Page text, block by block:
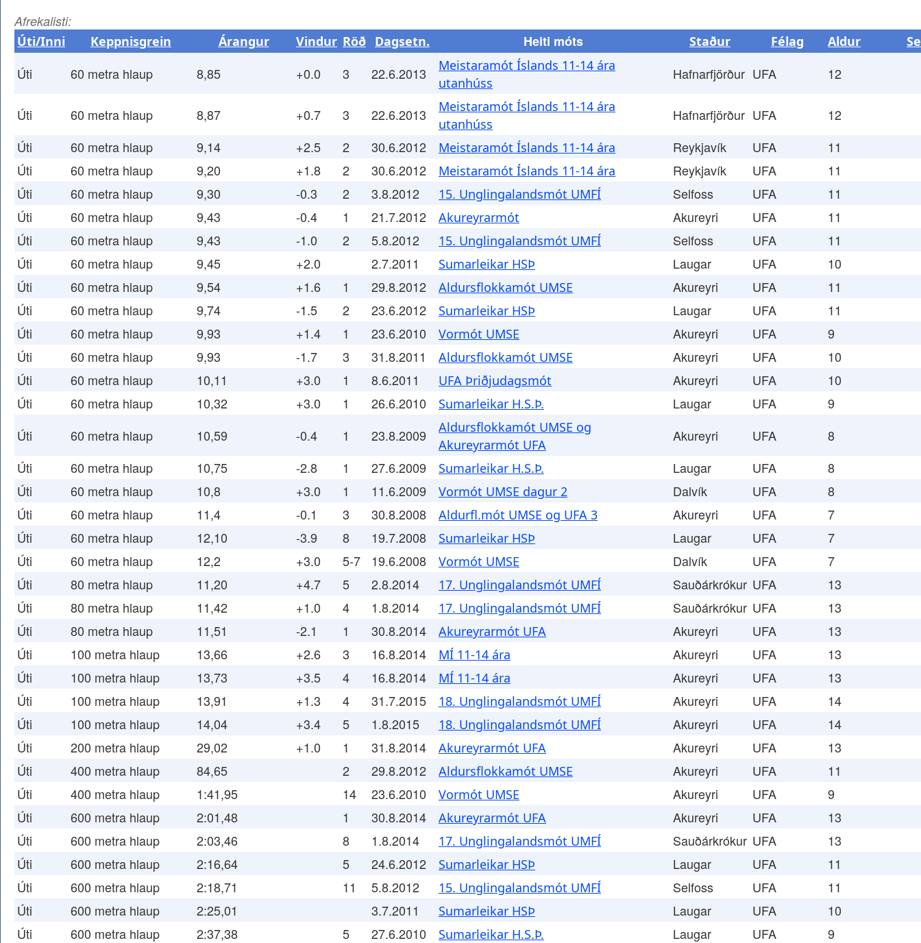
Afrekalisti:
Úti/Inni Keppnisgrein Árangur Vindur Röð Dagsetn. Heiti móts Staður Félag Aldur
Úti 60 metra hlaup 8,85 +0.0 3 22.6.2013
Meistaramót Íslands 11-14 ára
utanhúss
Hafnarfjörður UFA 12
Úti 60 metra hlaup 8,87 +0.7 3 22.6.2013
Meistaramót Íslands 11-14 ára
utanhúss
Hafnarfjörður UFA
12
Úti
60 metra hlaup 9,14 +2.5 2 30.6.2012 Meistaramót Íslands 11-14 ára Reykjavík UFA
11
Úti
60 metra hlaup 9,20 +1.8 2 30.6.2012 Meistaramót Íslands 11-14 ára Reykjavík UFA
11
Úti
60 metra hlaup 9,30 -0.3 2 3.8.2012 15. Unglingalandsmót UMFÍ Selfoss UFA
11
Úti
60 metra hlaup 9,43 -0.4 1 21.7.2012 Akureyrarmót Akureyri UFA
11
Úti
60 metra hlaup 9,43 -1.0 2 5.8.2012 15. Unglingalandsmót UMFÍ Selfoss UFA
11
Úti
60 metra hlaup 9,45 +2.0 2.7.2011 Sumarleikar HSÞ Laugar UFA
10
Úti
60 metra hlaup 9,54 +1.6 1 29.8.2012 Aldursflokkamót UMSE Akureyri UFA
11
Úti
60 metra hlaup 9,74 -1.5 2 23.6.2012 Sumarleikar HSÞ Laugar UFA
11
Úti
60 metra hlaup 9,93 +1.4 1 23.6.2010 Vormót UMSE Akureyri UFA
9
Úti
60 metra hlaup 9,93 -1.7 3 31.8.2011 Aldursflokkamót UMSE Akureyri UFA
10
Úti
60 metra hlaup 10,11 +3.0 1 8.6.2011 UFA Þriðjudagsmót Akureyri UFA
10
Úti
60 metra hlaup 10,32 +3.0 1 26.6.2010 Sumarleikar H.S.Þ. Laugar UFA
9
Úti
60 metra hlaup 10,59 -0.4 1 23.8.2009
Aldursflokkamót UMSE og
Akureyrarmót UFA
Akureyri UFA
8
Úti
60 metra hlaup 10,75 -2.8 1 27.6.2009 Sumarleikar H.S.Þ. Laugar UFA
8
Úti
60 metra hlaup 10,8 +3.0 1 11.6.2009 Vormót UMSE dagur 2 Dalvík UFA
8
Úti
60 metra hlaup 11,4 -0.1 3 30.8.2008 Aldurfl.mót UMSE og UFA 3 Akureyri UFA
7
Úti
60 metra hlaup 12,10 -3.9 8 19.7.2008 Sumarleikar HSÞ Laugar UFA
7
Úti
60 metra hlaup 12,2 +3.0 5-7 19.6.2008 Vormót UMSE Dalvík UFA
7
Úti
80 metra hlaup 11,20 +4.7 5 2.8.2014 17. Unglingalandsmót UMFÍ Sauðárkrókur UFA
13
Úti
80 metra hlaup 11,42 +1.0 4 1.8.2014 17. Unglingalandsmót UMFÍ Sauðárkrókur UFA
13
Úti
80 metra hlaup 11,51 -2.1 1 30.8.2014 Akureyrarmót UFA Akureyri UFA
13
Úti
100 metra hlaup 13,66 +2.6 3 16.8.2014 MÍ 11-14 ára Akureyri UFA
13
Úti
100 metra hlaup 13,73 +3.5 4 16.8.2014 MÍ 11-14 ára Akureyri UFA
13
Úti
100 metra hlaup 13,91 +1.3 4 31.7.2015 18. Unglingalandsmót UMFÍ Akureyri UFA
14
Úti
100 metra hlaup 14,04 +3.4 5 1.8.2015 18. Unglingalandsmót UMFÍ Akureyri UFA
14
Úti
200 metra hlaup 29,02 +1.0 1 31.8.2014 Akureyrarmót UFA Akureyri UFA
13
Úti
400 metra hlaup 84,65 2 29.8.2012 Aldursflokkamót UMSE Akureyri UFA
11
Úti
400 metra hlaup 1:41,95 14 23.6.2010 Vormót UMSE Akureyri UFA
9
Úti
600 metra hlaup 2:01,48 1 30.8.2014 Akureyrarmót UFA Akureyri UFA
13
Úti
600 metra hlaup 2:03,46 8 1.8.2014 17. Unglingalandsmót UMFÍ Sauðárkrókur UFA
13
Úti
600 metra hlaup 2:16,64 5 24.6.2012 Sumarleikar HSÞ Laugar UFA
11
Úti
600 metra hlaup 2:18,71 11 5.8.2012 15. Unglingalandsmót UMFÍ Selfoss UFA
11
Úti
600 metra hlaup 2:25,01 3.7.2011 Sumarleikar HSÞ Laugar UFA
10
Úti
600 metra hlaup 2:37,38 5 27.6.2010 Sumarleikar H.S.Þ. Laugar UFA
9